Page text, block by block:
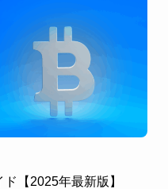
【2025年最新版】